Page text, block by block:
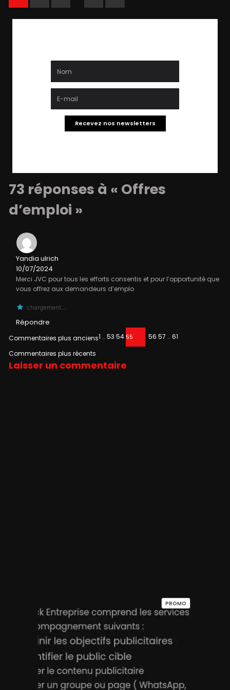
Recevez nos newsletters
73 réponses à « Offres
d’emploi »
Yandia ulrich
10/07/2024
Merci JVC pour tous les efforts consentis et pour l’opportunité que
vous offrez aux demandeurs d’emplo
chargement…
Répondre
Commentaires plus anciens1 …53 54 55 56 57 …61
Commentaires plus récents
Laisser un commentaire
PROMOPRODUIT
EN